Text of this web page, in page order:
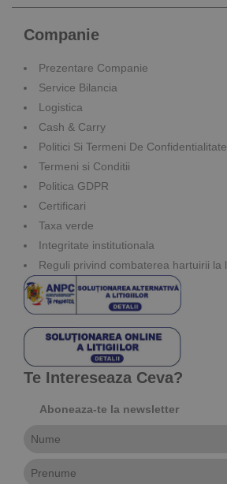
Companie
Prezentare Companie
Service Bilancia
Logistica
Cash & Carry
Politici Si Termeni De Confidentialitate
Termeni si Conditii
Politica GDPR
Certificari
Taxa verde
Integritate institutionala
Reguli privind combaterea hartuirii la
Te Intereseaza Ceva?
Aboneaza-te la newsletter